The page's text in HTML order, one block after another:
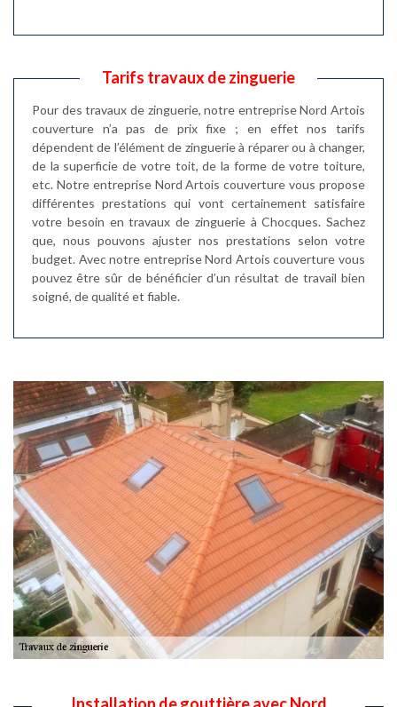
Tarifs travaux de zinguerie
Pour des travaux de zinguerie, notre entreprise Nord Artois
couverture n’a pas de prix fixe ; en effet nos tarifs
dépendent de l’élément de zinguerie à réparer ou à changer,
de la superficie de votre toit, de la forme de votre toiture,
etc. Notre entreprise Nord Artois couverture vous propose
différentes prestations qui vont certainement satisfaire
votre besoin en travaux de zinguerie à Chocques. Sachez
que, nous pouvons ajuster nos prestations selon votre
budget. Avec notre entreprise Nord Artois couverture vous
pouvez être sûr de bénéficier d’un résultat de travail bien
soigné, de qualité et fiable.